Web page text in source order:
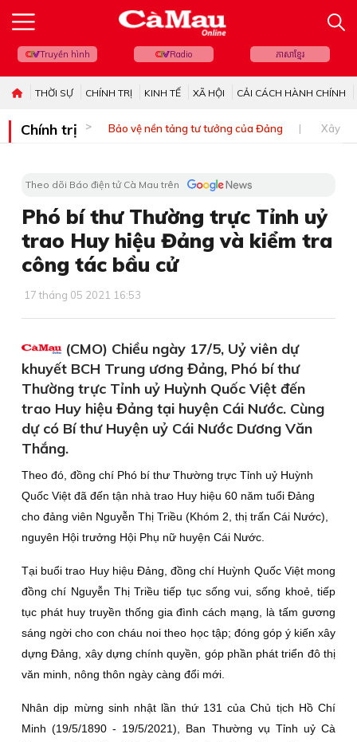
Truyền hình Radio ភាសាខ្មែរ
THỜI SỰ CHÍNH TRỊ KINH TẾ XÃ HỘI CẢI CÁCH HÀNH CHÍNH
Chính trị Bảo vệ nền tảng tư tưởng của Đảng Xây
Theo dõi Báo điện tử Cà Mau trên
Phó bí thư Thường trực Tỉnh uỷ
trao Huy hiệu Đảng và kiểm tra
công tác bầu cử
17 tháng 05 2021 16:53
(CMO) Chiều ngày 17/5, Uỷ viên dự
khuyết BCH Trung ương Đảng, Phó bí thư
Thường trực Tỉnh uỷ Huỳnh Quốc Việt đến
trao Huy hiệu Đảng tại huyện Cái Nước. Cùng
dự có Bí thư Huyện uỷ Cái Nước Dương Văn
Thắng.
Theo đó, đồng chí Phó bí thư Thường trực Tỉnh uỷ Huỳnh
Quốc Việt đã đến tận nhà trao Huy hiệu 60 năm tuổi Đảng
cho đảng viên Nguyễn Thị Triều (Khóm 2, thị trấn Cái Nước),
nguyên Hội trưởng Hội Phụ nữ huyện Cái Nước.
Tại buổi trao Huy hiệu Đảng, đồng chí Huỳnh Quốc Việt mong
đồng chí Nguyễn Thị Triều tiếp tục sống vui, sống khoẻ, tiếp
tục phát huy truyền thống gia đình cách mạng, là tấm gương
sáng ngời cho con cháu noi theo học tập; đóng góp ý kiến xây
dựng Đảng, xây dựng chính quyền, góp phần phát triển đô thị
văn minh, nông thôn ngày càng đổi mới.
Nhân dịp mừng sinh nhật lần thứ 131 của Chủ tịch Hồ Chí
Minh (19/5/1890 - 19/5/2021), Ban Thường vụ Tỉnh uỷ Cà